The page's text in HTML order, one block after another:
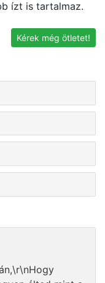
ízt is tartalmaz.
Kérek még ötletet!